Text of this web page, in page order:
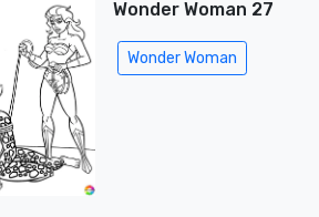
Wonder Woman 27
Wonder Woman